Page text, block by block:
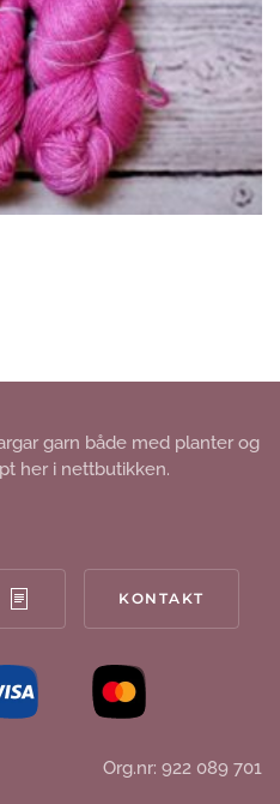
garn både med planter og
her i nettbutikken.
KONTAKT
Org.nr: 922 089 701